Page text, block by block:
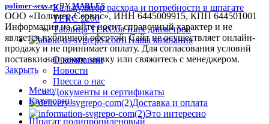
Калькулятор расхода и потребности в шпагате
ТЕКС 2200
Таблица ТЕКСов и их диаметров
Наша компания
О компании
Новости
Пресса о нас
Документы и сертификаты
Доставка и оплата
Это интересно
polimer-serv.ru BYMABLES
ООО «Полимер-Сервис», ИНН 6445009915, КПП 644501001
Информация на сайте носит справочный характер и не
является публичной офертой. Сайт не осуществляет онлайн-
продажу и не принимает оплату. Для согласования условий
поставки направьте заявку или свяжитесь с менеджером.
Закрыть
Меню
Категории
Шпагат полипропиленовый